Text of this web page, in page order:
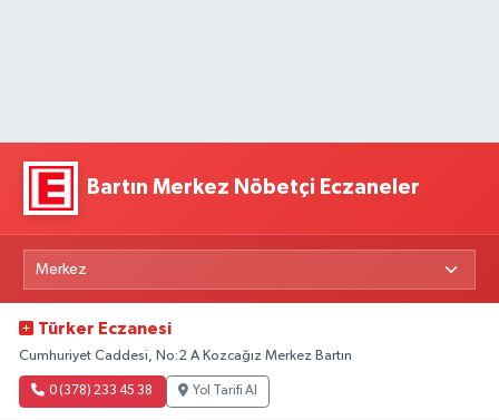
Bartın Merkez Nöbetçi Eczaneler
Türker Eczanesi
Cumhuriyet Caddesi, No:2 A Kozcağız Merkez Bartın
0 (378) 233 45 38 Yol Tarifi Al